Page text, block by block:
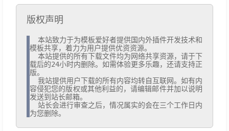
版权声明
模板共享，着力为用户提供优资资源。
载后的24小时内删除。如需体验更多乐趣，还请支持正
版。
容侵犯您的版权或其他利益的，请编辑邮件并加以说明
发送到站长邮箱。
为您删除。